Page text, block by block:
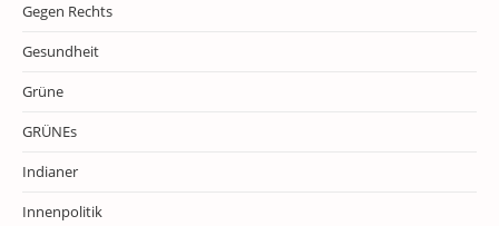
Gegen Rechts
Gesundheit
Grüne
GRÜNEs
Indianer
Innenpolitik